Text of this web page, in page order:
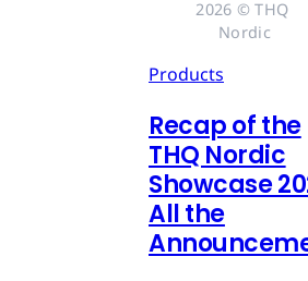
2026 © THQ
Nordic
Products
Recap of the
THQ Nordic
Showcase
All the